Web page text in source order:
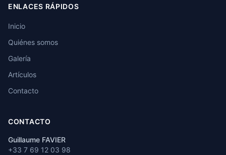
ENLACES RÁPIDOS
Inicio
Quiénes somos
Galería
Artículos
Contacto
CONTACTO
Guillaume FAVIER
+33 7 69 12 03 98